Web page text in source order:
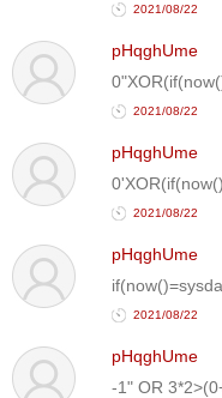
2021/08/22
pHqghUme
2021/08/22
pHqghUme
2021/08/22
pHqghUme
2021/08/22
pHqghUme
-1" OR